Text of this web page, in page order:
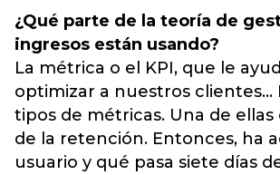
¿Qué parte de la teoría de
ingresos están usando?
La métrica o el KPI, que le
optimizar a nuestros clientes…
tipos de métricas. Una de ellas
de la retención. Entonces, ha
usuario y qué pasa siete días